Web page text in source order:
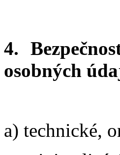
4.
osobných
a) technické,